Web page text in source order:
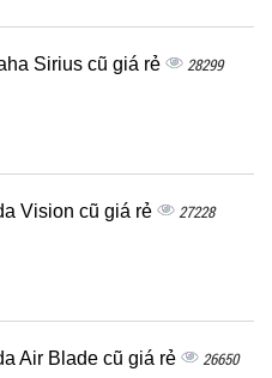
Sirius cũ giá rẻ 28299
Vision cũ giá rẻ 27228
Air Blade cũ giá rẻ 26650